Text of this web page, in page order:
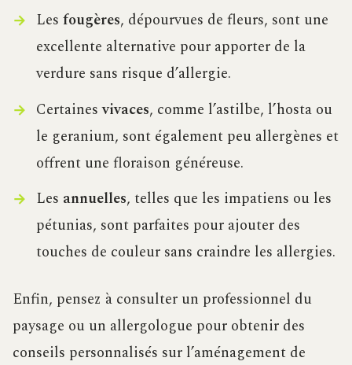
Les fougères, dépourvues de fleurs, sont une
excellente alternative pour apporter de la
verdure sans risque d’allergie.
Certainesvivaces, comme l’astilbe, l’hosta ou
le geranium, sont également peu allergènes et
offrent une floraison généreuse.
Les annuelles, telles que les impatiens ou les
pétunias, sont parfaites pour ajouter des
touches de couleur sans craindre les allergies.
Enfin, pensez à consulter un professionnel du
paysage ou un allergologue pour obtenir des
conseils personnalisés sur l’aménagement de